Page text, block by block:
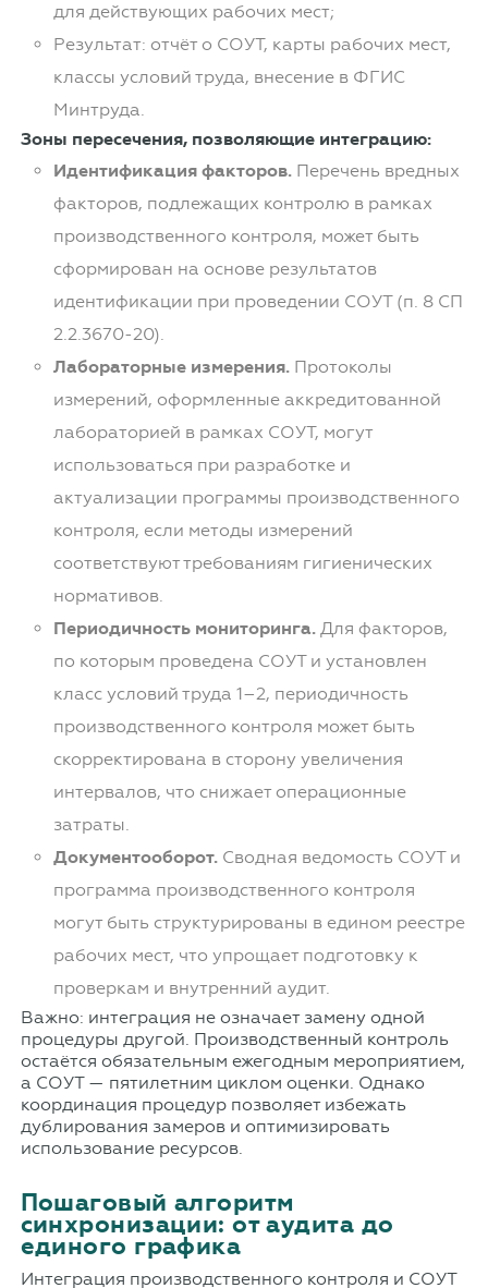
для действующих рабочих мест;
Результат: отчёт о СОУТ, карты рабочих мест,
классы условий труда, внесение в ФГИС
Минтруда.
Зоны пересечения, позволяющие интеграцию:
Идентификация факторов.Перечень вредных
факторов, подлежащих контролю в рамках
производственного контроля, может быть
сформирован на основе результатов
идентификации при проведении СОУТ (п. 8 СП
2.2.3670-20).
Лабораторные измерения.Протоколы
измерений, оформленные аккредитованной
лабораторией в рамках СОУТ, могут
использоваться при разработке и
актуализации программы производственного
контроля, если методы измерений
соответствуют требованиям гигиенических
нормативов.
Периодичность мониторинга.Для факторов,
по которым проведена СОУТ и установлен
класс условий труда 1–2, периодичность
производственного контроля может быть
скорректирована в сторону увеличения
интервалов, что снижает операционные
затраты.
Документооборот.Сводная ведомость СОУТ и
программа производственного контроля
могут быть структурированы в едином реестре
рабочих мест, что упрощает подготовку к
проверкам и внутренний аудит.
Важно: интеграция не означает замену одной
процедуры другой. Производственный контроль
остаётся обязательным ежегодным мероприятием,
а СОУТ — пятилетним циклом оценки. Однако
координация процедур позволяет избежать
дублирования замеров и оптимизировать
использование ресурсов.
Пошаговый алгоритм
синхронизации: от аудита до
единого графика
Интеграция производственного контроля и СОУТ